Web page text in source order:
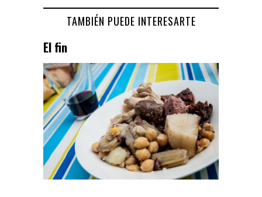
TAMBIÉN PUEDE INTERESARTE
El fin